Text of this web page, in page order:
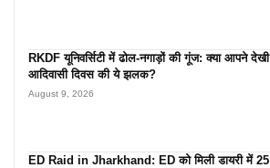
RKDF यूनिवर्सिटी में ढोल-नगाड़ों की गूंज: क्या आपने देखी
आदिवासी दिवस की ये झलक?
August 9, 2026
ED Raid in Jharkhand: ED को मिली डायरी में 25